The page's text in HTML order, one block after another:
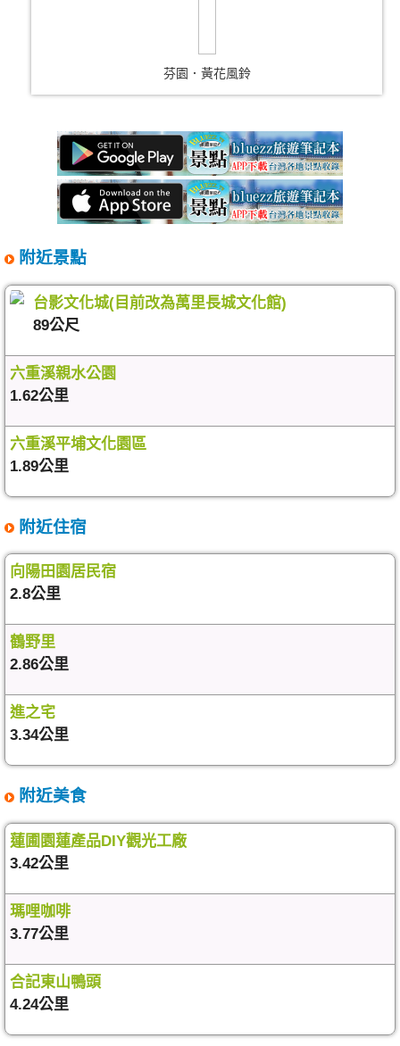
芬園．黃花風鈴
附近景點
台影文化城(目前改為萬里長城文化館)
89公尺
六重溪親水公園
1.62公里
六重溪平埔文化園區
1.89公里
附近住宿
向陽田園居民宿
2.8公里
鶴野里
2.86公里
進之宅
3.34公里
附近美食
蓮圃園蓮產品DIY觀光工廠
3.42公里
瑪哩咖啡
3.77公里
合記東山鴨頭
4.24公里